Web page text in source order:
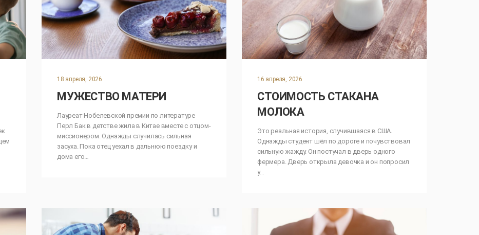
18 апреля, 2026
МУЖЕСТВО МАТЕРИ
Лауреат Нобелевской премии по литературе
Перл Бак в детстве жила в Китае вместе с отцом-
миссионером. Однажды случилась сильная
засуха. Пока отец уехал в дальнюю поездку и
дома его…
16 апреля, 2026
СТОИМОСТЬ СТАКАНА
МОЛОКА
Это реальная история, случившаяся в США.
Однажды студент шёл по дороге и почувствовал
сильную жажду. Он постучал в дверь одного
фермера. Дверь открыла девочка и он попросил
у…